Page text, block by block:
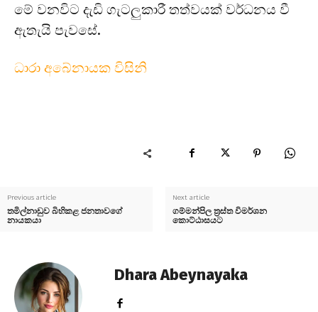
මේ වනවිට දැඩි ගැටලුකාරී තත්වයක් වර්ධනය වී
ඇතැයි පැවසේ.
ධාරා අබේනායක විසිනි
Previous article
තමිල්නාඩුව බිහිකළ ජනතාවගේ
නායකයා
Next article
ගම්මන්පිල ත්‍රස්ත විමර්ශන
කොට්ඨාසයට
Dhara Abeynayaka